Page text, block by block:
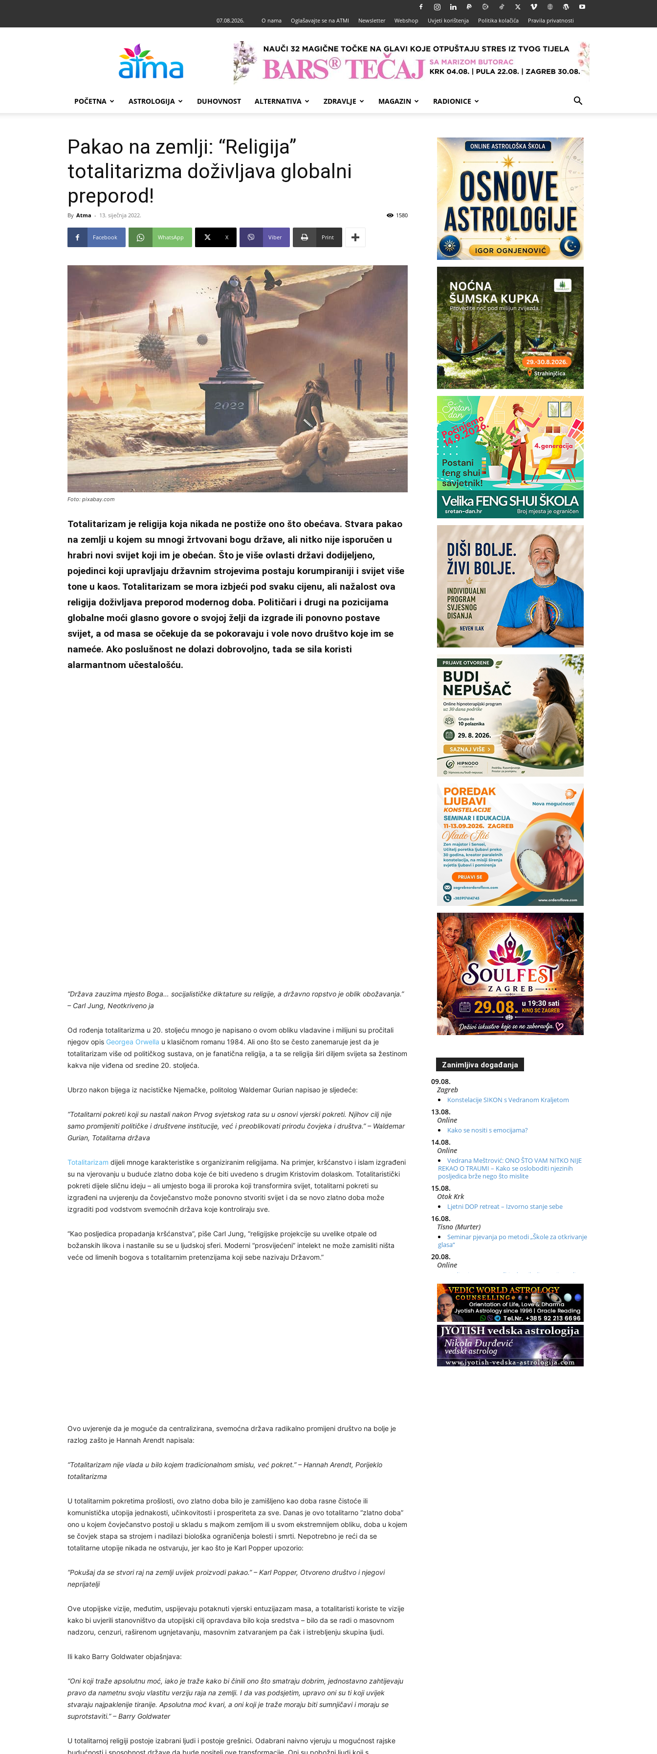
07.08.2026. O nama Oglašavajte se na ATMI Newsletter Webshop Uvjeti korištenja Politika kolačića Pravila privatnosti
POČETNA ASTROLOGIJA DUHOVNOST ALTERNATIVA ZDRAVLJE MAGAZIN RADIONICE
Pakao na zemlji: “Religija”
totalitarizma doživljava globalni
preporod!
By Atma - 13. siječnja 2022. 1580
Facebook WhatsApp X Viber Print
Foto: pixabay.com
Totalitarizam je religija koja nikada ne postiže ono što obećava. Stvara pakao
na zemlji u kojem su mnogi žrtvovani bogu države, ali nitko nije isporučen u
hrabri novi svijet koji im je obećan. Što je više ovlasti državi dodijeljeno,
pojedinci koji upravljaju državnim strojevima postaju korumpiraniji i svijet više
tone u kaos. Totalitarizam se mora izbjeći pod svaku cijenu, ali nažalost ova
religija doživljava preporod modernog doba. Političari i drugi na pozicijama
globalne moći glasno govore o svojoj želji da izgrade ili ponovno postave
svijet, a od masa se očekuje da se pokoravaju i vole novo društvo koje im se
nameće. Ako poslušnost ne dolazi dobrovoljno, tada se sila koristi
alarmantnom učestalošću.
“Država zauzima mjesto Boga… socijalističke diktature su religije, a državno ropstvo je oblik obožavanja.”
– Carl Jung, Neotkriveno ja
Od rođenja totalitarizma u 20. stoljeću mnogo je napisano o ovom obliku vladavine i milijuni su pročitali
njegov opis Georgea Orwella u klasičnom romanu 1984. Ali ono što se često zanemaruje jest da je
totalitarizam više od političkog sustava, on je fanatična religija, a ta se religija širi diljem svijeta sa žestinom
kakva nije viđena od sredine 20. stoljeća.
Ubrzo nakon bijega iz nacističke Njemačke, politolog Waldemar Gurian napisao je sljedeće:
“Totalitarni pokreti koji su nastali nakon Prvog svjetskog rata su u osnovi vjerski pokreti. Njihov cilj nije
samo promijeniti političke i društvene institucije, već i preoblikovati prirodu čovjeka i društva.” – Waldemar
Gurian, Totalitarna država
Totalitarizam dijeli mnoge karakteristike s organiziranim religijama. Na primjer, kršćanstvo i islam izgrađeni
su na vjerovanju u buduće zlatno doba koje će biti uvedeno s drugim Kristovim dolaskom. Totalitaristički
pokreti dijele sličnu ideju – ali umjesto boga ili proroka koji transformira svijet, totalitarni pokreti su
izgrađeni na uvjerenju da čovječanstvo može ponovno stvoriti svijet i da se novo zlatno doba može
izgraditi pod vodstvom svemoćnih država koje kontroliraju sve.
“Kao posljedica propadanja kršćanstva”, piše Carl Jung, “religijske projekcije su uvelike otpale od
božanskih likova i nastanile su se u ljudskoj sferi. Moderni “prosvijećeni” intelekt ne može zamisliti ništa
veće od limenih bogova s totalitarnim pretenzijama koji sebe nazivaju Državom.”
Ovo uvjerenje da je moguće da centralizirana, svemoćna država radikalno promijeni društvo na bolje je
razlog zašto je Hannah Arendt napisala:
“Totalitarizam nije vlada u bilo kojem tradicionalnom smislu, već pokret.” – Hannah Arendt, Porijeklo
totalitarizma
U totalitarnim pokretima prošlosti, ovo zlatno doba bilo je zamišljeno kao doba rasne čistoće ili
komunistička utopija jednakosti, učinkovitosti i prosperiteta za sve. Danas je ovo totalitarno “zlatno doba”
ono u kojem čovječanstvo postoji u skladu s majkom zemljom ili u svom ekstremnijem obliku, doba u kojem
se čovjek stapa sa strojem i nadilazi biološka ograničenja bolesti i smrti. Nepotrebno je reći da se
totalitarne utopije nikada ne ostvaruju, jer kao što je Karl Popper upozorio:
“Pokušaj da se stvori raj na zemlji uvijek proizvodi pakao.” – Karl Popper, Otvoreno društvo i njegovi
neprijatelji
Ove utopijske vizije, međutim, uspijevaju potaknuti vjerski entuzijazam masa, a totalitaristi koriste te vizije
kako bi uvjerili stanovništvo da utopijski cilj opravdava bilo koja sredstva – bilo da se radi o masovnom
nadzoru, cenzuri, raširenom ugnjetavanju, masovnim zatvaranjem pa čak i istrebljenju skupina ljudi.
Ili kako Barry Goldwater objašnjava:
“Oni koji traže apsolutnu moć, iako je traže kako bi činili ono što smatraju dobrim, jednostavno zahtijevaju
pravo da nametnu svoju vlastitu verziju raja na zemlji. I da vas podsjetim, upravo oni su ti koji uvijek
stvaraju najpaklenije tiranije. Apsolutna moć kvari, a oni koji je traže moraju biti sumnjičavi i moraju se
suprotstaviti.” – Barry Goldwater
U totalitarnoj religiji postoje izabrani ljudi i postoje grešnici. Odabrani naivno vjeruju u mogućnost rajske
budućnosti i sposobnost države da bude nositelj ove transformacije. Oni su pobožni ljudi koji s
Zanimljiva događanja
09.08.
Zagreb
Konstelacije SIKON s Vedranom Kraljetom
13.08.
Online
Kako se nositi s emocijama?
14.08.
Online
Vedrana Meštrović: ONO ŠTO VAM NITKO NIJE
REKAO O TRAUMI – Kako se osloboditi njezinih
posljedica brže nego što mislite
15.08.
Otok Krk
Ljetni DOP retreat – Izvorno stanje sebe
16.08.
Tisno (Murter)
Seminar pjevanja po metodi „Škole za otkrivanje
glasa“
20.08.
Online
Radionica: Pomagači iz drugih dimenzija Online –
otvoreno za sve
21.08.
Zagreb+Online
Osnovni ThetaHealing® tečaj, Zagreb i Online
22.08.
Pula
Access BARS®, otpusti stres
23.08.
Pula